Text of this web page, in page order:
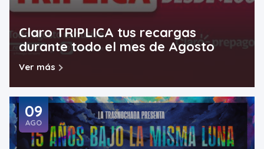
Claro TRIPLICA tus recargas
durante todo el mes de Agosto
Ver más
09
AGO